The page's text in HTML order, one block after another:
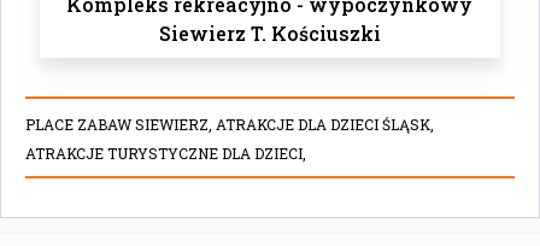
Siewierz T. Kościuszki
PLACE ZABAW SIEWIERZ, ATRAKCJE DLA DZIECI ŚLĄSK,
ATRAKCJE TURYSTYCZNE DLA DZIECI,